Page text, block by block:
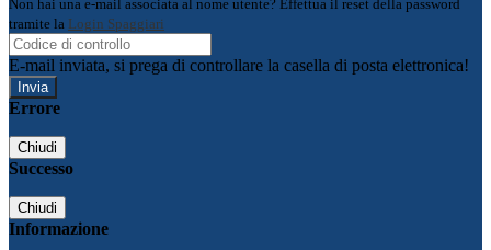
Non hai una e-mail associata al nome utente? Effettua il reset della password
tramite la Login Spaggiari
E-mail inviata, si prega di controllare la casella di posta elettronica!
Errore
Chiudi
Successo
Chiudi
Informazione